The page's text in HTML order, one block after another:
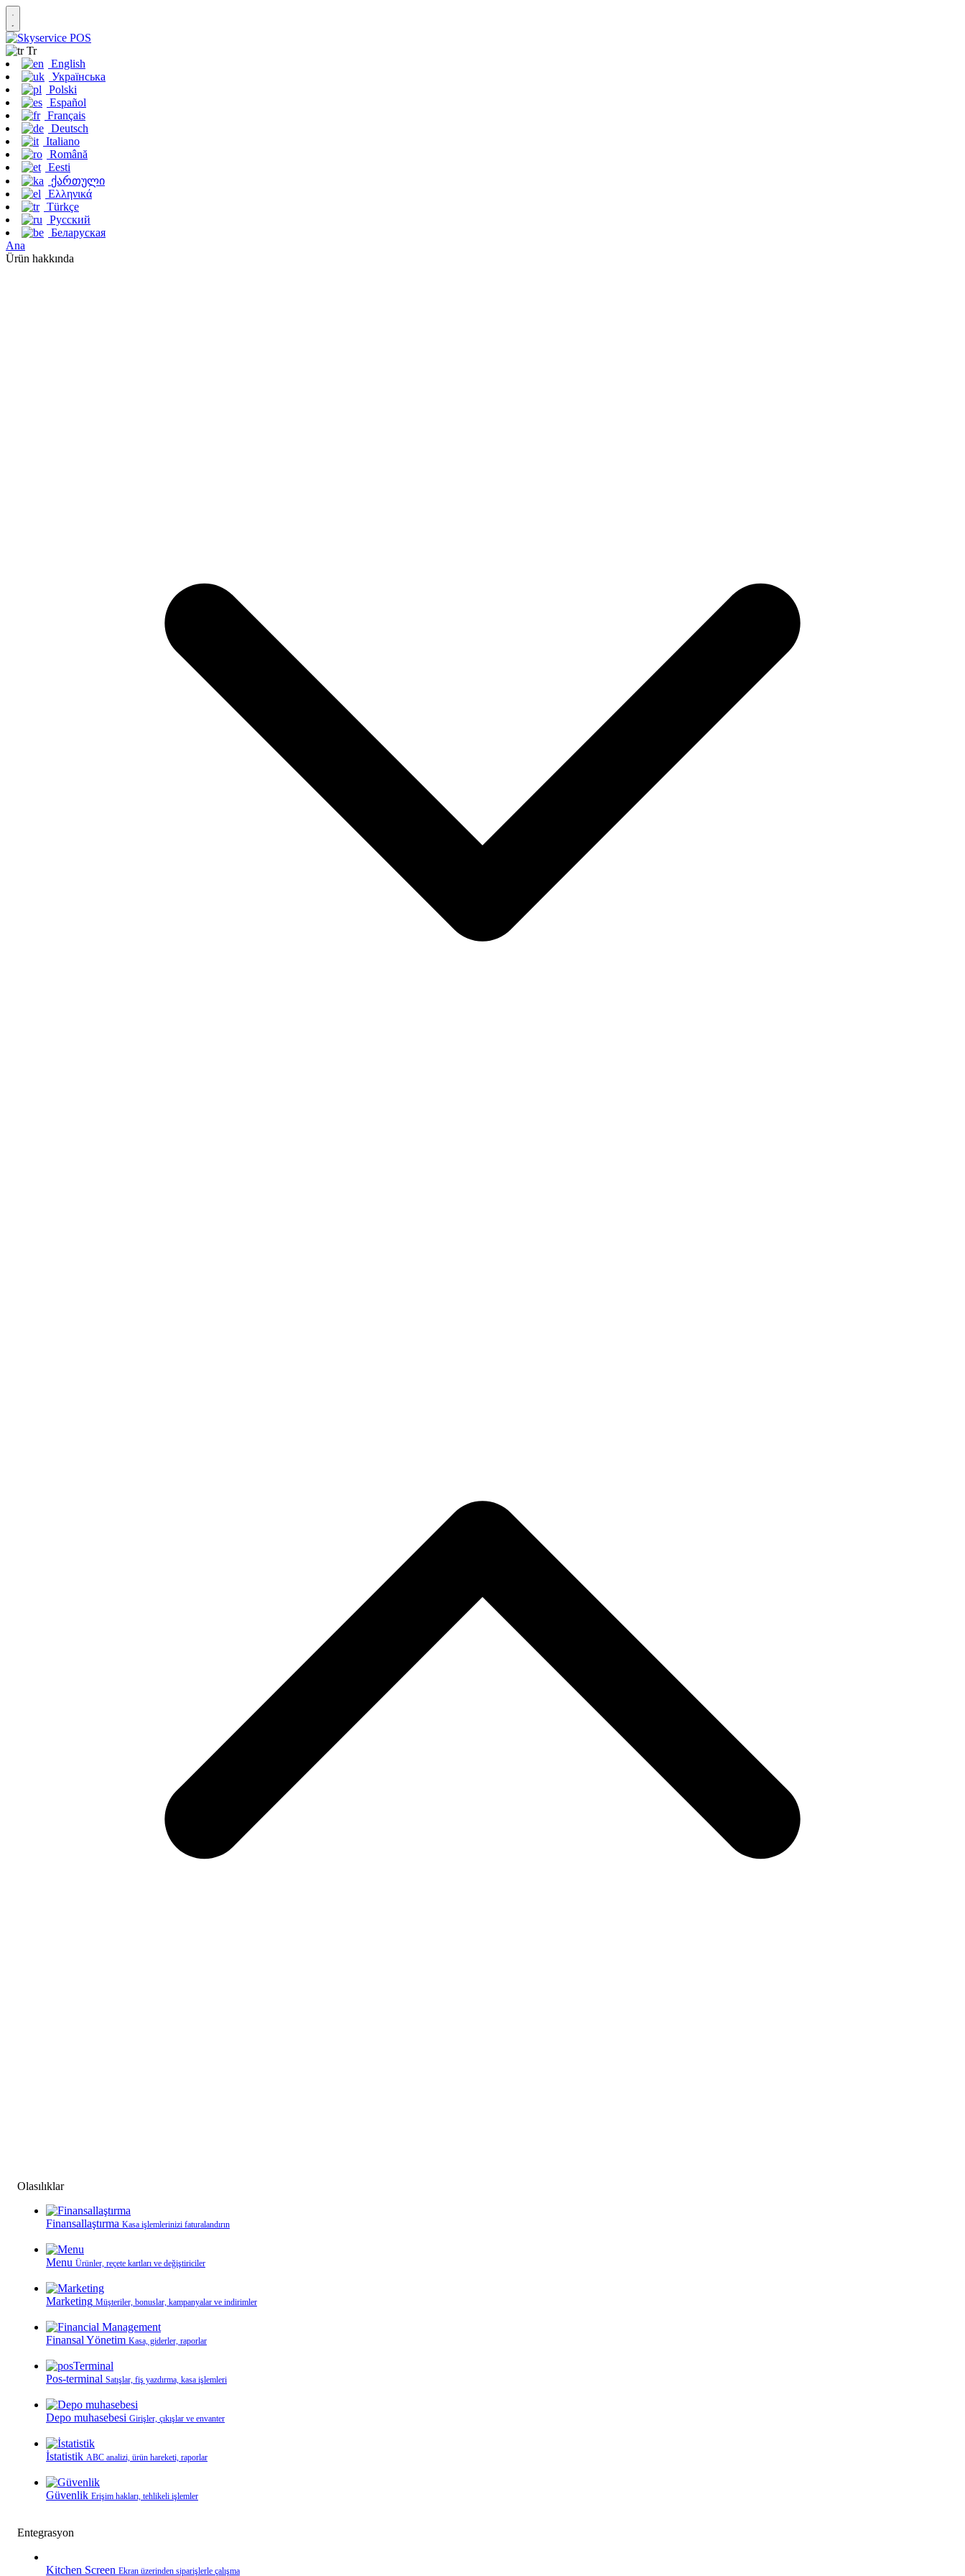
Tr
English
Українська
Polski
Español
Français
Deutsch
Italiano
Română
Eesti
ქართული
Ελληνικά
Türkçe
Русский
Беларуская
Ana
Ürün hakkında
Olasılıklar
Finansallaştırma Kasa işlemlerinizi faturalandırın
Menu Ürünler, reçete kartları ve değiştiriciler
Marketing Müşteriler, bonuslar, kampanyalar ve indirimler
Finansal Yönetim Kasa, giderler, raporlar
Pos-terminal Satışlar, fiş yazdırma, kasa işlemleri
Depo muhasebesi Girişler, çıkışlar ve envanter
İstatistik ABC analizi, ürün hareketi, raporlar
Güvenlik Erişim hakları, tehlikeli işlemler
Entegrasyon
Kitchen Screen Ekran üzerinden siparişlerle çalışma